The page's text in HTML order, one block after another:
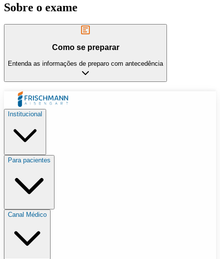
Sobre o exame
Como se preparar
Entenda as informações de preparo com antecedência
Institucional
Para pacientes
Canal Médico